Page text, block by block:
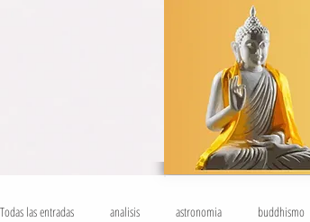
Todas las entradas analisis astronomia buddhismo